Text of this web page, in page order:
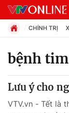
Chuyên mục
CHÍNH TRỊ
bệnh tim
Lưu ý cho
VTV.vn - Tết là